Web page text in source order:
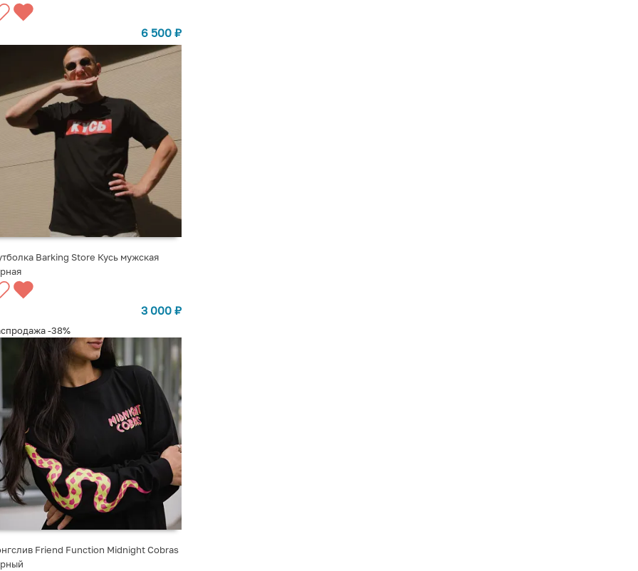
ВЫБРАТЬ ВАРИАНТЫ
6 500₽
ВЫБРАТЬ ВАРИАНТЫ
Barking Store Кусь мужская
3 000₽
-38%
Friend Function Midnight Cobras